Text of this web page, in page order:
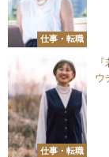
仕事・転職
仕事・転職
ウ